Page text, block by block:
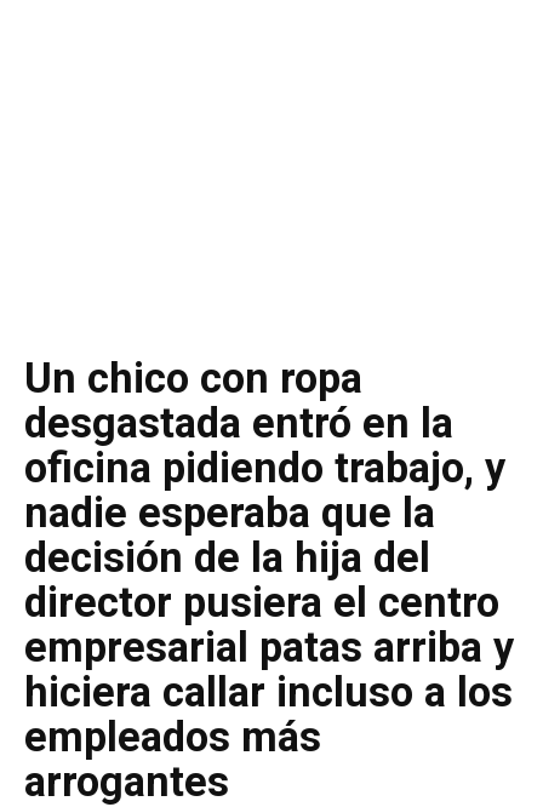
Un chico con ropa
desgastada entró en la
oficina pidiendo trabajo, y
nadie esperaba que la
decisión de la hija del
director pusiera el centro
empresarial patas arriba y
hiciera callar incluso a los
empleados más
arrogantes